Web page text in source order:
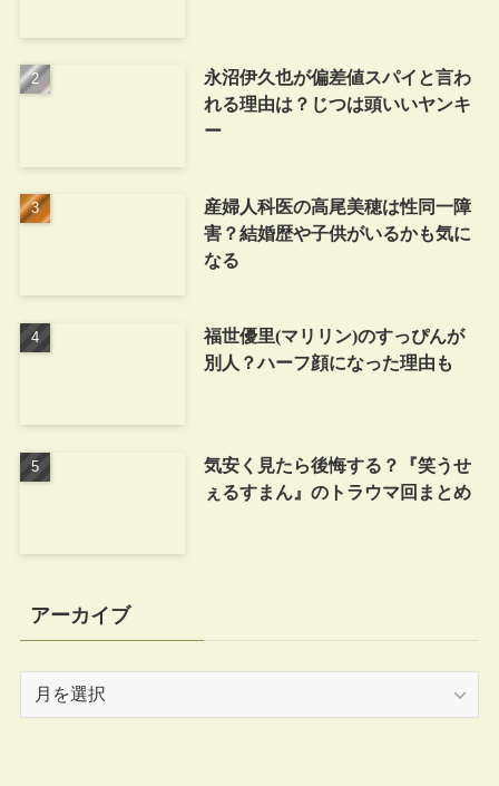
永沼伊久也が偏差値スパイと言わ
れる理由は？じつは頭いいヤンキ
ー
産婦人科医の高尾美穂は性同一障
害？結婚歴や子供がいるかも気に
なる
福世優里(マリリン)のすっぴんが
別人？ハーフ顔になった理由も
気安く見たら後悔する？『笑うせ
ぇるすまん』のトラウマ回まとめ
アーカイブ